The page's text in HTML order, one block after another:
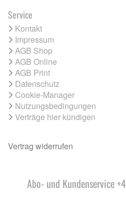
Service
Kontakt
Impressum
AGB Shop
AGB Online
AGB Print
Datenschutz
Cookie-Manager
Nutzungsbedingungen
Verträge hier kündigen
Vertrag widerrufen
Abo- und Kundenservice